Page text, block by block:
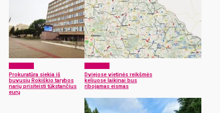
Prokuratūra siekia iš
buvusių Rokiškio tarybos
narių prisiteisti tūkstančius
eurų
Dviejose vietinės reikšmės
keliuose laikinai bus
ribojamas eismas